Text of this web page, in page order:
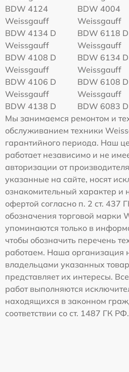
BDW 4124
BDW 4004
Weissgauff
BDW 4134 D
Weissgauff
BDW 6118 D
Weissgauff
BDW 4108 D
Weissgauff
BDW 6134 D
Weissgauff
BDW 4106 D
Weissgauff
BDW 6108 D
Weissgauff
BDW 4138 D
Weissgauff
BDW 6083 D
Мы занимаемся ремонтом и
обслуживанием техники
гарантийного периода. Наш
работает независимо и не
авторизации от
указанные на сайте, носят
ознакомительный характер и
офертой согласно п. 2 ст. 437
обозначения торговой марки
упоминаются только в
чтобы обозначить перечень
работаем. Наша организация
владельцами указанных
представляет их интересы.
работ выполняются
находящихся в законном
соответствии со ст. 1487 ГК РФ.